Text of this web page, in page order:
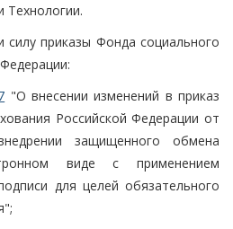
Технологии.
силу приказы Фонда социального
"О внесении изменений в приказ
Российской Федерации от
защищенного обмена
виде с применением
для целей обязательного